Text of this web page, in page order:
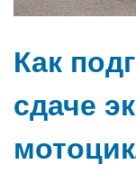
Как
сдаче